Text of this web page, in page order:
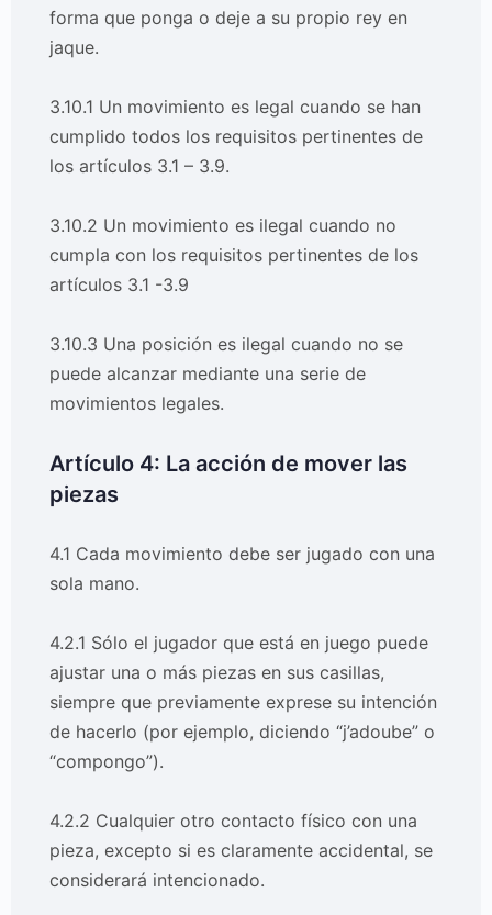
forma que ponga o deje a su propio rey en
jaque.
3.10.1 Un movimiento es legal cuando se han
cumplido todos los requisitos pertinentes de
los artículos 3.1 – 3.9.
3.10.2 Un movimiento es ilegal cuando no
cumpla con los requisitos pertinentes de los
artículos 3.1 -3.9
3.10.3 Una posición es ilegal cuando no se
puede alcanzar mediante una serie de
movimientos legales.
Artículo 4: La acción de mover las
piezas
4.1 Cada movimiento debe ser jugado con una
sola mano.
4.2.1 Sólo el jugador que está en juego puede
ajustar una o más piezas en sus casillas,
siempre que previamente exprese su intención
de hacerlo (por ejemplo, diciendo “j’adoube” o
“compongo”).
4.2.2 Cualquier otro contacto físico con una
pieza, excepto si es claramente accidental, se
considerará intencionado.